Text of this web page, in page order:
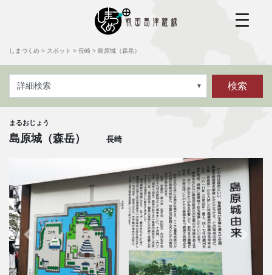
しまづくめ > スポット > 長崎 > 島原城（森岳）
詳細検索 検索
まるおじょう
島原城（森岳） 長崎
前へ 次へ